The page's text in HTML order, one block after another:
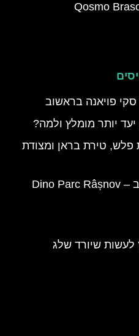
פויאנה בראשוב
יותר מומלץ ולמה?
פלש, טירת בראן ומצודת
פארק הדינוזאורים בראשוב – Dino Parc Râșnov
שיורד שלג